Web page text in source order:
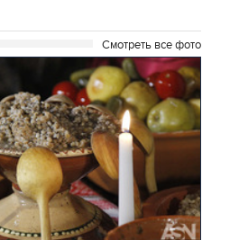
Смотреть все фото